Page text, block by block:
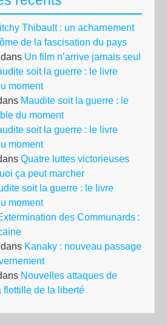
Thibault : un acharnement
de la fascisation du pays
dans Un film n’arrive jamais seul
soit la guerre : le livre
moment
Maudite soit la guerre : le
du moment
soit la guerre : le livre
moment
Quatre luttes victorieuses
ça peut marcher
soit la guerre : le livre
moment
des Communards :
dans Kanaky : nouveau passage
Nouvelles attaques de
flottille de la liberté